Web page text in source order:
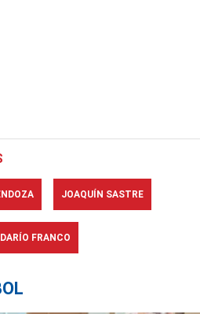
JOAQUÍN SASTRE
DARÍO FRANCO